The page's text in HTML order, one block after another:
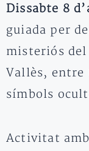
Dissabte 8
guiada per
misteriós del
Vallès, entre
símbols
Activitat